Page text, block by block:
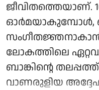
ജീവിതത്തെയാണ്.
ലോകത്തിലെ
ബാങ്കിന്റെ
വാണരുളിയ